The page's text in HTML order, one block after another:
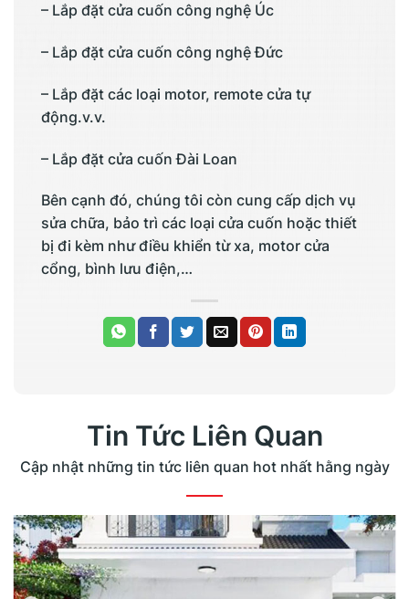
– Lắp đặt cửa cuốn công nghệ Úc
– Lắp đặt cửa cuốn công nghệ Đức
– Lắp đặt các loại motor, remote cửa tự
động.v.v.
– Lắp đặt cửa cuốn Đài Loan
Bên cạnh đó, chúng tôi còn cung cấp dịch vụ
sửa chữa, bảo trì các loại cửa cuốn hoặc thiết
bị đi kèm như điều khiển từ xa, motor cửa
cổng, bình lưu điện,…
Tin Tức Liên Quan
Cập nhật những tin tức liên quan hot nhất hằng ngày